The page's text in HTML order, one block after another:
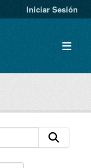
Iniciar Sesión